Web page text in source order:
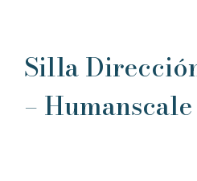
Silla
– Humanscale